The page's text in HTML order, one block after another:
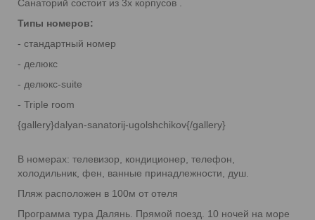
Санаторий состоит из 3х корпусов .
Типы номеров:
- стандартный номер
- делюкс
- делюкс-suite
- Triple room
{gallery}dalyan-sanatorij-ugolshchikov{/gallery}
В номерах: телевизор, кондиционер, телефон,
холодильник, фен, ванные принадлежности, душ.
Пляж расположен в 100м от отеля
Программа тура Далянь. Прямой поезд. 10 ночей на море